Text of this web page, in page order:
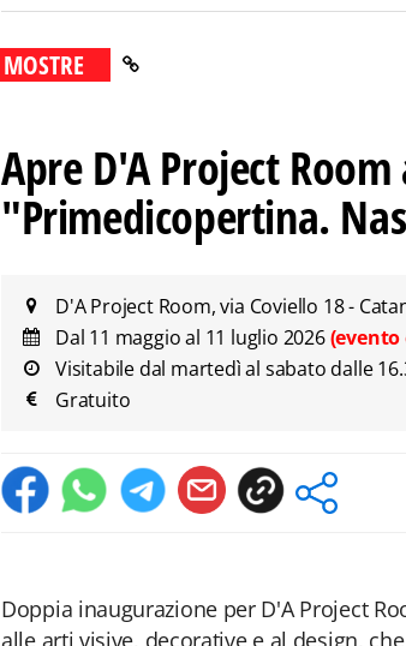
MOSTRE
Apre D'A Project
"Primedicopertina.
D'A Project Room, via Coviello 18 -
Dal 11 maggio al 11 luglio 2026(evento
Visitabile dal martedì al sabato dalle
Gratuito
Doppia inaugurazione per D'A Project
alle arti visive, decorative e al design,